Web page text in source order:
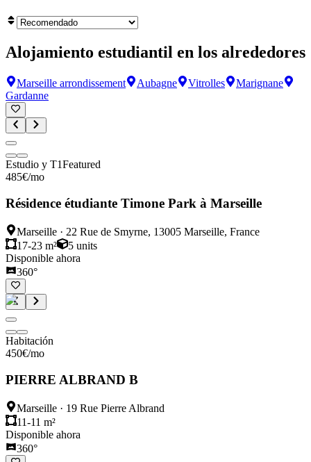
Alojamiento estudiantil en los alrededores
Marseille arrondissement Aubagne Vitrolles
Marignane
Gardanne
Estudio y T1Featured
485€/mo
Résidence étudiante Timone Park à Marseille
Marseille · 22 Rue de Smyrne, 13005 Marseille, France
17-23 m²
5 units
Disponible ahora
360°
Habitación
450€/mo
PIERRE ALBRAND B
Marseille · 19 Rue Pierre Albrand
11-11 m²
Disponible ahora
360°